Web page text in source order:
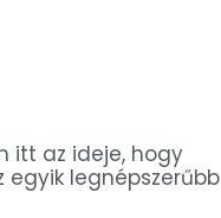
itt az ideje, hogy
egyik legnépszerűbb